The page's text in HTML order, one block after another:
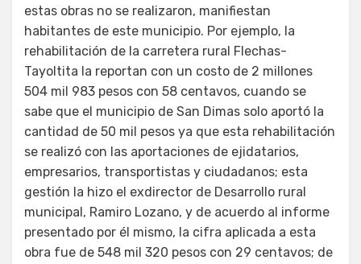
estas obras no se realizaron, manifiestan
habitantes de este municipio. Por ejemplo, la
rehabilitación de la carretera rural Flechas-
Tayoltita la reportan con un costo de 2 millones
504 mil 983 pesos con 58 centavos, cuando se
sabe que el municipio de San Dimas solo aportó la
cantidad de 50 mil pesos ya que esta rehabilitación
se realizó con las aportaciones de ejidatarios,
empresarios, transportistas y ciudadanos; esta
gestión la hizo el exdirector de Desarrollo rural
municipal, Ramiro Lozano, y de acuerdo al informe
presentado por él mismo, la cifra aplicada a esta
obra fue de 548 mil 320 pesos con 29 centavos; de